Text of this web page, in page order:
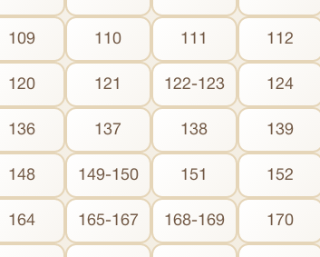
109 110 111 112
120 121 122-123 124
136 137 138 139
148 149-150 151 152
164 165-167 168-169 170